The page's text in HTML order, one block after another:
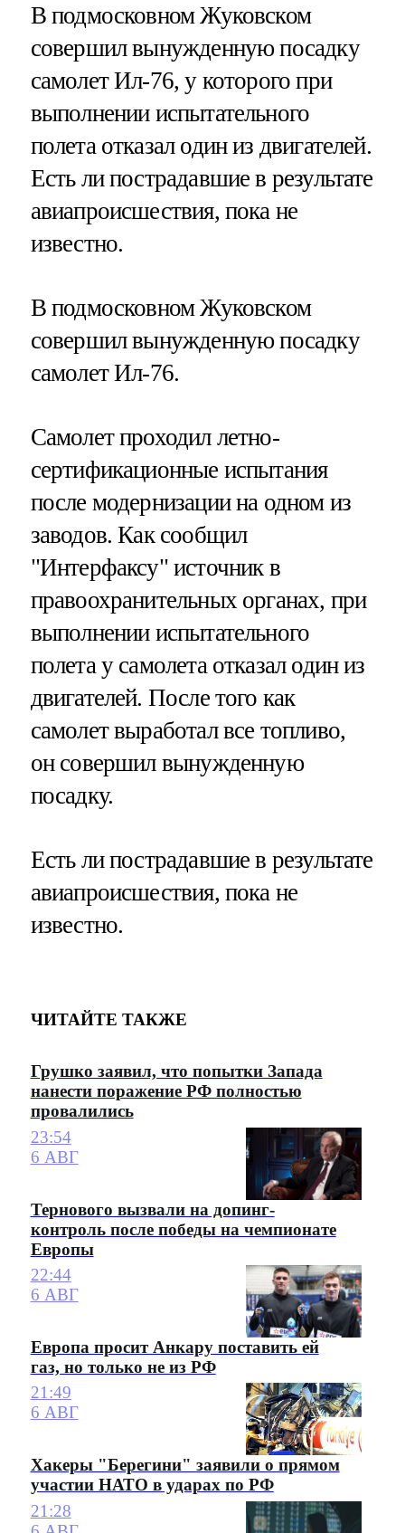
В подмосковном Жуковском
совершил вынужденную посадку
самолет Ил-76, у которого при
выполнении испытательного
полета отказал один из двигателей.
Есть ли пострадавшие в результате
авиапроисшествия, пока не
известно.
В подмосковном Жуковском
совершил вынужденную посадку
самолет Ил-76.
Самолет проходил летно-
сертификационные испытания
после модернизации на одном из
заводов. Как сообщил
"Интерфаксу" источник в
правоохранительных органах, при
выполнении испытательного
полета у самолета отказал один из
двигателей. После того как
самолет выработал все топливо,
он совершил вынужденную
посадку.
Есть ли пострадавшие в результате
авиапроисшествия, пока не
известно.
ЧИТАЙТЕ ТАКЖЕ
Грушко заявил, что попытки Запада
нанести поражение РФ полностью
провалились
23:54
6 АВГ
Тернового вызвали на допинг-
контроль после победы на чемпионате
Европы
22:44
6 АВГ
Европа просит Анкару поставить ей
газ, но только не из РФ
21:49
6 АВГ
Хакеры "Берегини" заявили о прямом
участии НАТО в ударах по РФ
21:28